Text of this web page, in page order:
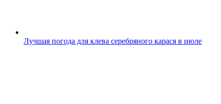
Лучшая погода для клева серебряного карася в июле